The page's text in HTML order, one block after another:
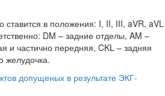
ставится в положения: I, II, III, aVR, aVL
DM – задние отделы, AM –
и частично передняя, CKL – задняя
желудочка.
допущеных в результате ЭКГ-